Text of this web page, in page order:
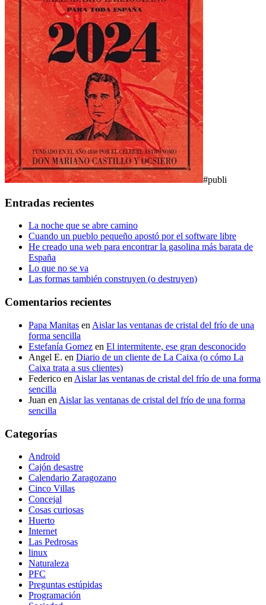
#publi
Entradas recientes
La noche que se abre camino
Cuando un pueblo pequeño apostó por el software libre
He creado una web para encontrar la gasolina más barata de
España
Lo que no se va
Las formas también construyen (o destruyen)
Comentarios recientes
Papa Manitas en Aislar las ventanas de cristal del frío de una
forma sencilla
Estefanía Gomez en El intermitente, ese gran desconocido
Angel E. en Diario de un cliente de La Caixa (o cómo La
Caixa trata a sus clientes)
Federico en Aislar las ventanas de cristal del frío de una forma
sencilla
Juan en Aislar las ventanas de cristal del frío de una forma
sencilla
Categorías
Android
Cajón desastre
Calendario Zaragozano
Cinco Villas
Concejal
Cosas curiosas
Huerto
Internet
Las Pedrosas
linux
Naturaleza
PFC
Preguntas estúpidas
Programación